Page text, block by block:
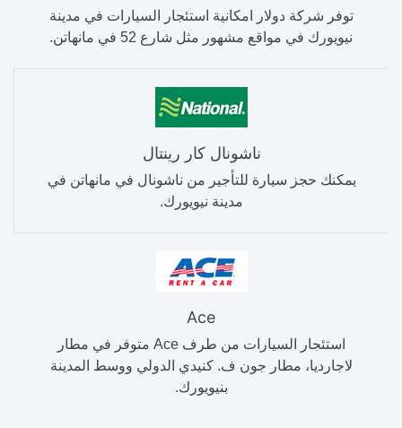
توفر شركة دولار امكانية استئجار السيارات في مدينة
نيويورك في مواقع مشهور مثل شارع 52 في مانهاتن.
ناشونال كار رينتال
يمكنك حجز سيارة للتأجير من ناشونال في مانهاتن في
مدينة نيويورك.
Ace
استئجار السيارات من طرف Ace متوفر في مطار
لاجارديا، مطار جون ف. كنيدي الدولي ووسط المدينة
بنيويورك.